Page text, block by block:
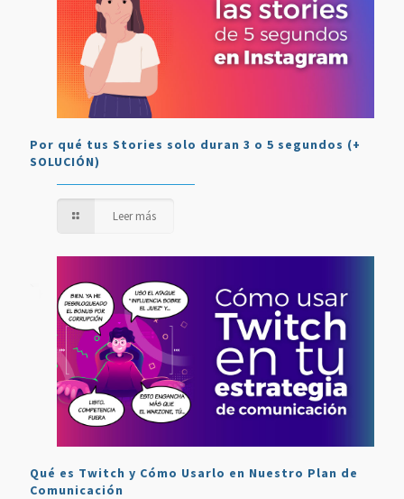
Por qué tus Stories solo duran 3 o 5 segundos (+
SOLUCIÓN)
Leer más
Qué es Twitch y Cómo Usarlo en Nuestro Plan de
Comunicación